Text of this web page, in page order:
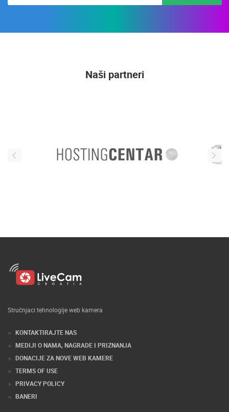
Naši partneri
Stručnjaci tehnologije web kamera
KONTAKTIRAJTE NAS
MEDIJI O NAMA, NAGRADE I PRIZNANJA
DONACIJE ZA NOVE WEB KAMERE
TERMS OF USE
PRIVACY POLICY
BANERI